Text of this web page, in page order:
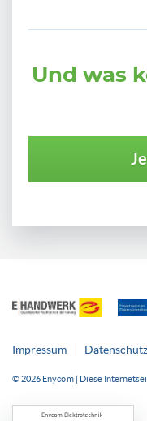
Und was
Impressum Datenschutz
© 2026 Enycom | Diese